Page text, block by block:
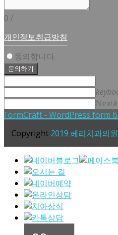
0 /
개인정보취급방침
동의합니다.
문의하기
Next
FormCraft - WordPress form
Copyright 2019 헤리치과의